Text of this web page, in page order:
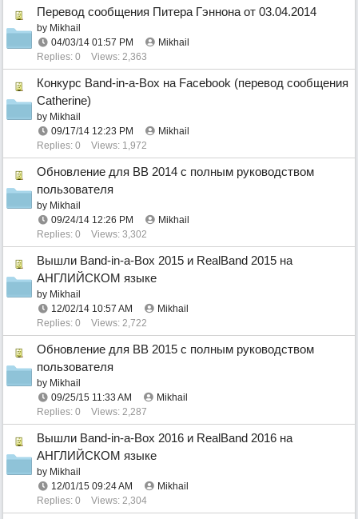
Перевод сообщения Питера Гэннона от 03.04.2014
by Mikhail
04/03/14 01:57 PM
Mikhail
Replies: 0
Views: 2,363
Конкурс Band-in-a-Box на Facebook (перевод сообщения
Catherine)
by Mikhail
09/17/14 12:23 PM
Mikhail
Replies: 0
Views: 1,972
Обновление для BB 2014 с полным руководством
пользователя
by Mikhail
09/24/14 12:26 PM
Mikhail
Replies: 0
Views: 3,302
Вышли Band-in-a-Box 2015 и RealBand 2015 на
АНГЛИЙСКОМ языке
by Mikhail
12/02/14 10:57 AM
Mikhail
Replies: 0
Views: 2,722
Обновление для BB 2015 с полным руководством
пользователя
by Mikhail
09/25/15 11:33 AM
Mikhail
Replies: 0
Views: 2,287
Вышли Band-in-a-Box 2016 и RealBand 2016 на
АНГЛИЙСКОМ языке
by Mikhail
12/01/15 09:24 AM
Mikhail
Replies: 0
Views: 2,304